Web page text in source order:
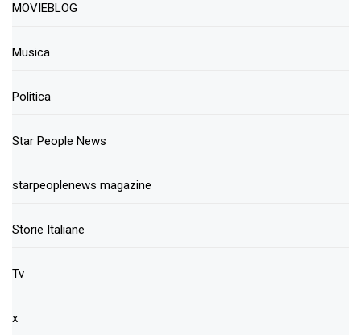
MOVIEBLOG
Musica
Politica
Star People News
starpeoplenews magazine
Storie Italiane
Tv
x